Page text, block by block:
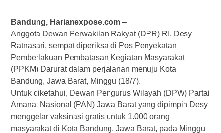
Bandung, Harianexpose.com–
Anggota Dewan Perwakilan Rakyat (DPR) RI, Desy
Ratnasari, sempat diperiksa di Pos Penyekatan
Pemberlakuan Pembatasan Kegiatan Masyarakat
(PPKM) Darurat dalam perjalanan menuju Kota
Bandung, Jawa Barat, Minggu (18/7).
Untuk diketahui, Dewan Pengurus Wilayah (DPW) Partai
Amanat Nasional (PAN) Jawa Barat yang dipimpin Desy
menggelar vaksinasi gratis untuk 1.000 orang
masyarakat di Kota Bandung, Jawa Barat, pada Minggu